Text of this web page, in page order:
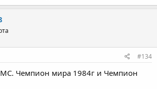
#134
Чемпион мира 1984г и Чемпион